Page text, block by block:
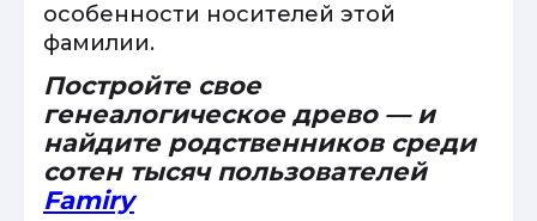
особенности носителей этой
фамилии.
Постройте свое
генеалогическое древо — и
найдите родственников среди
сотен тысяч пользователей
Famiry